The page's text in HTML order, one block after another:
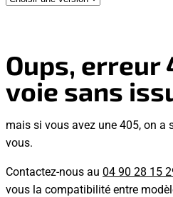
Oups, erreur
voie sans
mais si vous avez une 405, on a
vous.
Contactez-nous au 04 90 28 15
vous la compatibilité entre